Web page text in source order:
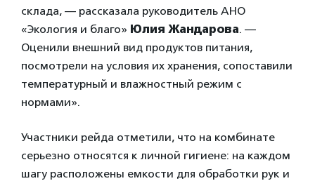
склада, — рассказала руководитель АНО
«Экология и благо» Юлия Жандарова. —
Оценили внешний вид продуктов питания,
посмотрели на условия их хранения, сопоставили
температурный и влажностный режим с
нормами».
Участники рейда отметили, что на комбинате
серьезно относятся к личной гигиене: на каждом
шагу расположены емкости для обработки рук и